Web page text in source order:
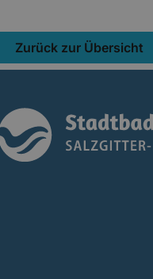
Zurück zur Übersicht